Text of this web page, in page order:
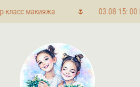
макияжа 🌷 03.08 15: 00